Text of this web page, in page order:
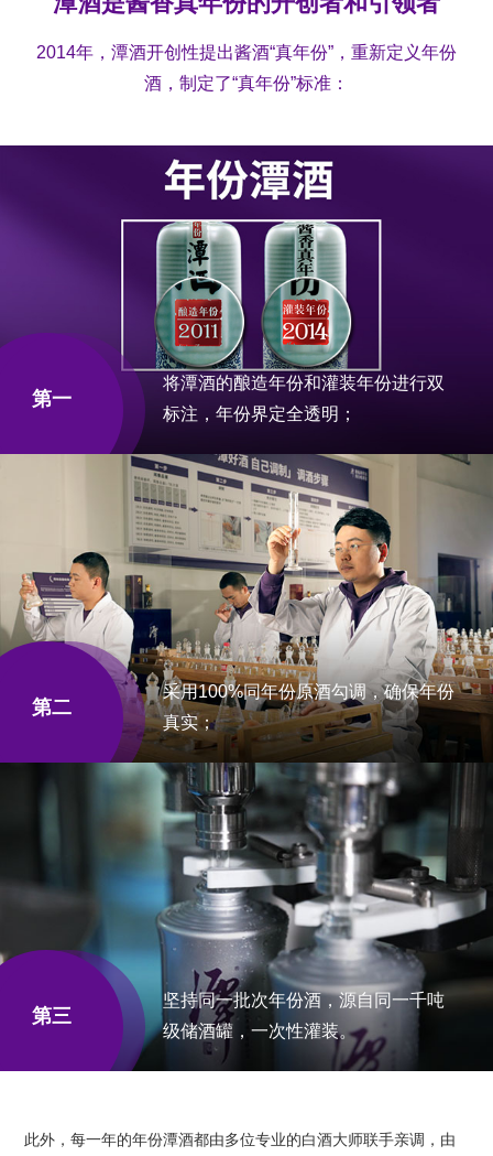
2014年，潭酒开创性提出酱酒“真年份”，重新定义年份
酒，制定了“真年份”标准：
第一
将潭酒的酿造年份和灌装年份进行双
标注，年份界定全透明；
第二
采用100%同年份原酒勾调，确保年份
真实；
第三
坚持同一批次年份酒，源自同一千吨
级储酒罐，一次性灌装。
此外，每一年的年份潭酒都由多位专业的白酒大师联手亲调，由